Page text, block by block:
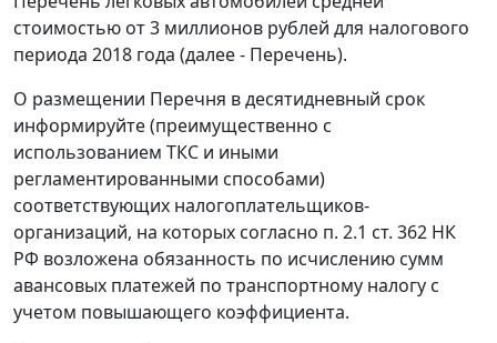
стоимостью от 3 миллионов рублей для налогового
периода 2018 года (далее - Перечень).
О размещении Перечня в десятидневный срок
информируйте (преимущественно с
использованием ТКС и иными
регламентированными способами)
соответствующих налогоплательщиков-
организаций, на которых согласно п. 2.1 ст. 362 НК
РФ возложена обязанность по исчислению сумм
авансовых платежей по транспортному налогу с
учетом повышающего коэффициента.